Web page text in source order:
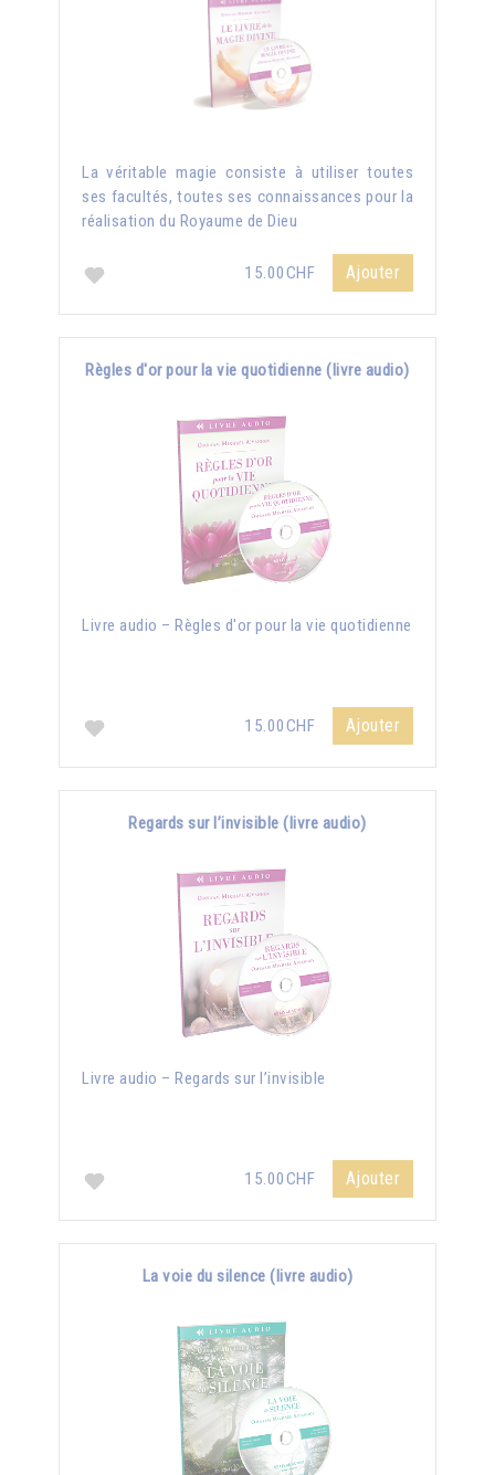
La véritable magie consiste à utiliser toutes
ses facultés, toutes ses connaissances pour la
réalisation du Royaume de Dieu
15.00CHF Ajouter
Règles d'or pour la vie quotidienne (livre audio)
Livre audio – Règles d'or pour la vie quotidienne
15.00CHF Ajouter
Regards sur l’invisible (livre audio)
Livre audio – Regards sur l’invisible
15.00CHF Ajouter
La voie du silence (livre audio)